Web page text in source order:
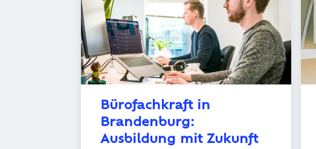
Bürofachkraft in
Brandenburg:
Ausbildung mit Zukunft